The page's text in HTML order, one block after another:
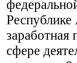
заработная
сфере